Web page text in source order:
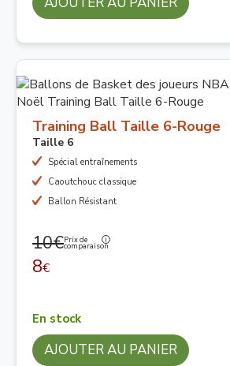
Training Ball Taille 6-Rouge
Taille 6
Spécial entraînements
Caoutchouc classique
Ballon Résistant
10€Prix de
comparaison
8€
En stock
AJOUTER AU PANIER